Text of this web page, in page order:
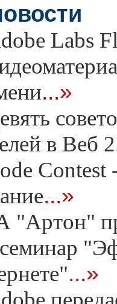
Labs
...»
в Веб
Contest
...»
"Артон"
...»